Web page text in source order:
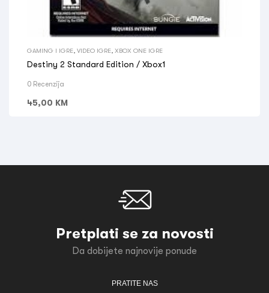
GAMING I IGRE VIDEO IGRE XBOX ONE IGRE
Destiny 2 Standard Edition / Xbox1
0 Recenzija
45,00 KM
Pretplati se za novosti
Da dobijete najnovije ponude
PRATITE NAS